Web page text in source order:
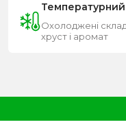
Охолоджені
хруст і аромат